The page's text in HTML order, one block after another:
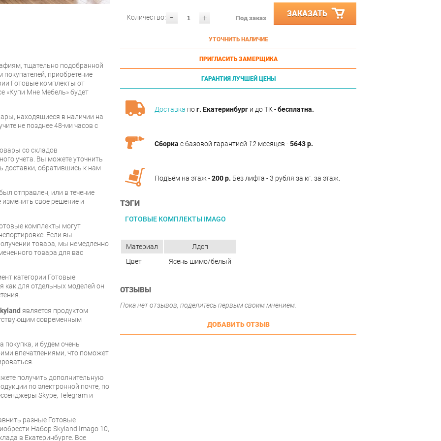
- +
Количество: Под заказ ЗАКАЗАТЬ
УТОЧНИТЬ НАЛИЧИЕ
ПРИГЛАСИТЬ ЗАМЕРЩИКА
ГАРАНТИЯ ЛУЧШЕЙ ЦЕНЫ
Доставка пог. Екатеринбург и до ТК -бесплатна.
Сборка с базовой гарантией 12 месяцев -5643 р.
Подъём на этаж -200 р. Без лифта - 3 рубля за кг. за этаж.
ТЭГИ
ГОТОВЫЕ КОМПЛЕКТЫ IMAGO
тщательно подобранной
приобретение
Готовые комплекты от
«Купи Мне Мебель» будет
находящиеся в наличии на
не позднее 48-ми часов с
со складов
учета. Вы можете уточнить
доставки, обратившись к нам
отправлен, или в течение
изменить свое решение и
комплекты могут
Если вы
товара, мы немедленно
товара для вас
категории Готовые
как для отдельных моделей он
является продуктом
современным
и будем очень
впечатлениями, что поможет
получить дополнительную
по электронной почте, по
Skype, Telegram и
разные Готовые
Набор Skyland Imago 10,
в Екатеринбурге. Все
Материал
Лдсп
Цвет
Ясень шимо/белый
ОТЗЫВЫ
Пока нет отзывов, поделитесь первым своим мнением.
ДОБАВИТЬ ОТЗЫВ